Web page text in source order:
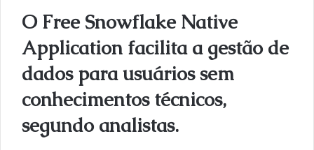
O Free Snowflake Native
Application facilita a gestão de
dados para usuários sem
conhecimentos técnicos,
segundo analistas.